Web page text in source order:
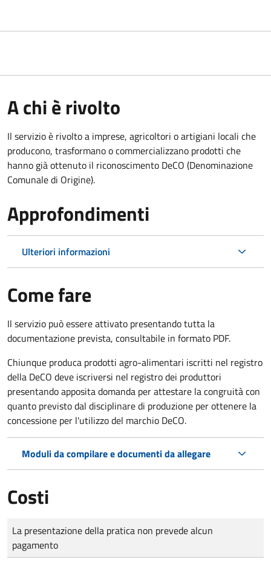
A chi è rivolto
Il servizio è rivolto a imprese, agricoltori o artigiani locali che
producono, trasformano o commercializzano prodotti che
hanno già ottenuto il riconoscimento DeCO (Denominazione
Comunale di Origine).
Approfondimenti
Ulteriori informazioni
Come fare
Il servizio può essere attivato presentando tutta la
documentazione prevista, consultabile in formato PDF.
Chiunque produca prodotti agro-alimentari iscritti nel registro
della DeCO deve iscriversi nel registro dei produttori
presentando apposita domanda per attestare la congruità con
quanto previsto dal disciplinare di produzione per ottenere la
concessione per l'utilizzo del marchio DeCO.
Moduli da compilare e documenti da allegare
Costi
Tipo di pagamento
Importo
La presentazione della pratica non prevede alcun
pagamento